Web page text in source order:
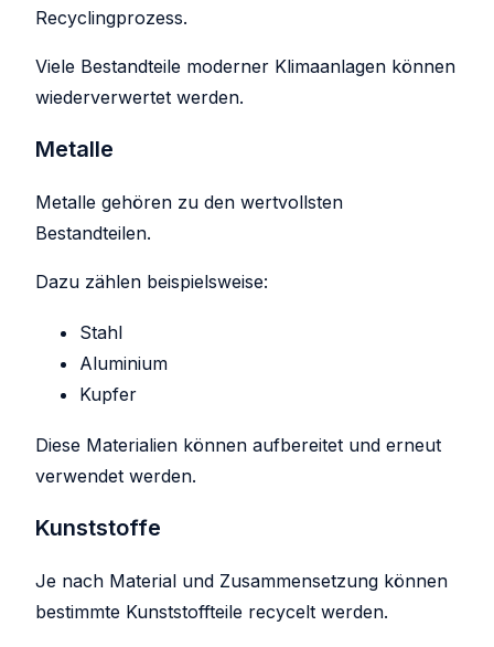
Recyclingprozess.
Viele Bestandteile moderner Klimaanlagen können
wiederverwertet werden.
Metalle
Metalle gehören zu den wertvollsten
Bestandteilen.
Dazu zählen beispielsweise:
Stahl
Aluminium
Kupfer
Diese Materialien können aufbereitet und erneut
verwendet werden.
Kunststoffe
Je nach Material und Zusammensetzung können
bestimmte Kunststoffteile recycelt werden.